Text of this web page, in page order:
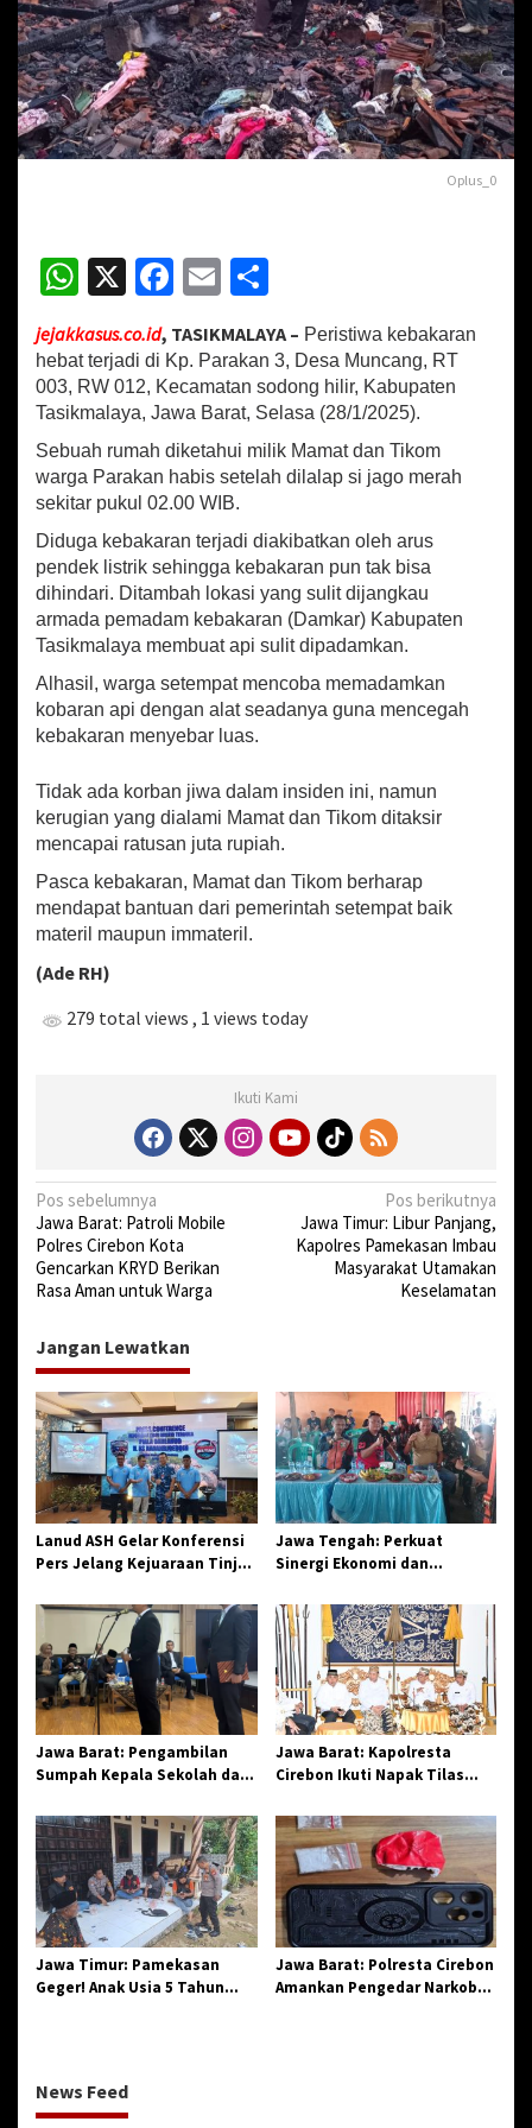
h
W
a
r
g
a
P
a
n
s
i
k
m
a
a
y
a
a
b
i
s
i
l
a
a
p
S
i
J
g
o
a
Oplus_0
W
h
at
sA
p
p
X
Fa
b
o
o
k
E
ai
l
ar
e
jejakkasus.co.id, TASIKMALAYA – Peristiwa kebakaran
hebat terjadi di Kp. Parakan 3, Desa Muncang, RT
003, RW 012, Kecamatan sodong hilir, Kabupaten
Tasikmalaya, Jawa Barat, Selasa (28/1/2025).
Sebuah rumah diketahui milik Mamat dan Tikom
warga Parakan habis setelah dilalap si jago merah
sekitar pukul 02.00 WIB.
Diduga kebakaran terjadi diakibatkan oleh arus
pendek listrik sehingga kebakaran pun tak bisa
dihindari. Ditambah lokasi yang sulit dijangkau
armada pemadam kebakaran (Damkar) Kabupaten
Tasikmalaya membuat api sulit dipadamkan.
Alhasil, warga setempat mencoba memadamkan
kobaran api dengan alat seadanya guna mencegah
kebakaran menyebar luas.
Tidak ada korban jiwa dalam insiden ini, namun
kerugian yang dialami Mamat dan Tikom ditaksir
mencapai ratusan juta rupiah.
Pasca kebakaran, Mamat dan Tikom berharap
mendapat bantuan dari pemerintah setempat baik
materil maupun immateril.
(Ade RH)
279 total views , 1 views today
Ikuti Kami
N
a
v
i
g
a
s
i
p
o
s
Pos sebelumnya
Jawa Barat: Patroli Mobile
Polres Cirebon Kota
Gencarkan KRYD Berikan
Rasa Aman untuk Warga
Pos berikutnya
Jawa Timur: Libur Panjang,
Kapolres Pamekasan Imbau
Masyarakat Utamakan
Keselamatan
Jangan Lewatkan
Lanud ASH Gelar Konferensi
Pers Jelang Kejuaraan Tinju
2026
Jawa Tengah: Perkuat
Sinergi Ekonomi dan
Jangkar Gelar Halal Bi Halal
di Losari
Jawa Barat: Pengambilan
Sumpah Kepala Sekolah dan
Penegasan Integritas
Aparatur Pendidikan dan
Birokrasi
Jawa Barat: Kapolresta
Cirebon Ikuti Napak Tilas
Sinergi dan Pelestarian
Sejarah
Jawa Timur: Pamekasan
Geger! Anak Usia 5 Tahun
Jawa Barat: Polresta Cirebon
Amankan Pengedar Narkoba
News Feed